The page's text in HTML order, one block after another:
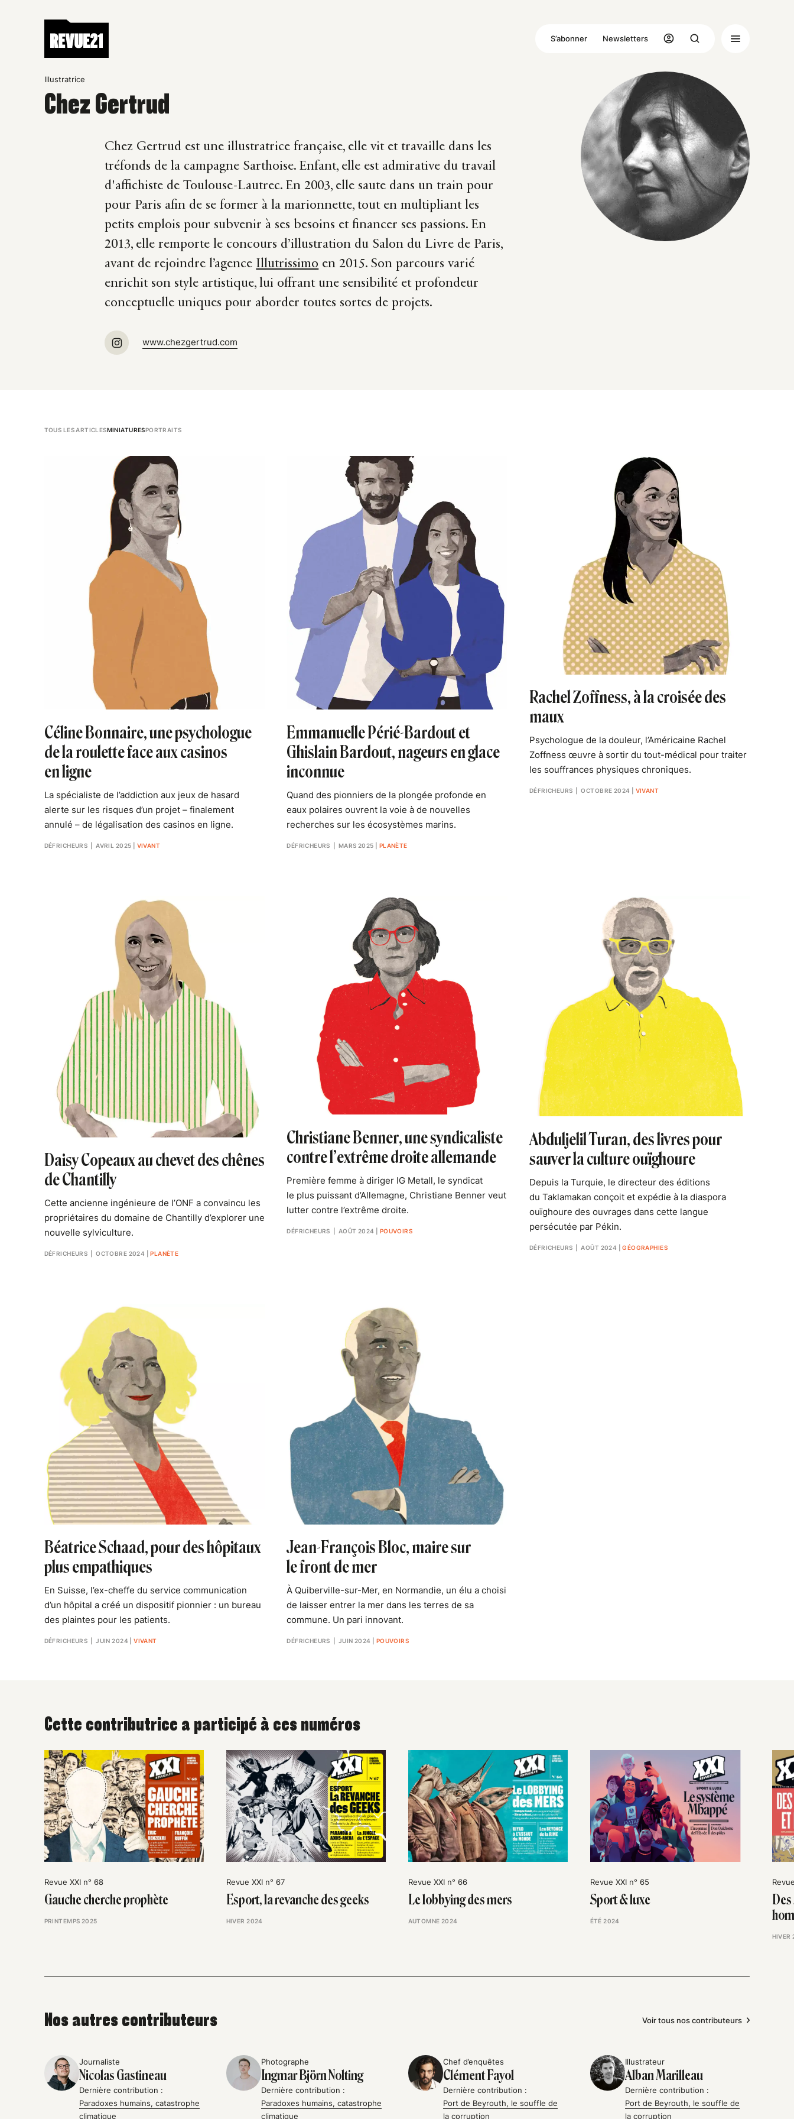
S’abonner Newsletters
Illustratrice
Chez Gertrud
Chez Gertrud est une illustratrice française, elle vit et travaille dans les
tréfonds de la campagne Sarthoise. Enfant, elle est admirative du travail
d'affichiste de Toulouse-Lautrec. En 2003, elle saute dans un train pour
pour Paris afin de se former à la marionnette, tout en multipliant les
petits emplois pour subvenir à ses besoins et financer ses passions. En
2013, elle remporte le concours d’illustration du Salon du Livre de Paris,
avant de rejoindre l’agence Illutrissimo en 2015. Son parcours varié
enrichit son style artistique, lui offrant une sensibilité et profondeur
conceptuelle uniques pour aborder toutes sortes de projets.
www.chezgertrud.com
TOUS LES ARTICLESMINIATURESPORTRAITS
Céline Bonnaire, une psychologue
de la roulette face aux casinos
en ligne
La spécialiste de l’addiction aux jeux de hasard
alerte sur les risques d’un projet – finalement
annulé – de légalisation des casinos en ligne.
DÉFRICHEURS | AVRIL 2025 VIVANT
Emmanuelle Périé-Bardout et
Ghislain Bardout, nageurs en glace
inconnue
Quand des pionniers de la plongée profonde en
eaux polaires ouvrent la voie à de nouvelles
recherches sur les écosystèmes marins.
DÉFRICHEURS | MARS 2025 PLANÈTE
Rachel Zoffness, à la croisée des
maux
Psychologue de la douleur, l’Américaine Rachel
Zoffness œuvre à sortir du tout-médical pour traiter
les souffrances physiques chroniques.
DÉFRICHEURS | OCTOBRE 2024 VIVANT
Daisy Copeaux au chevet des chênes
de Chantilly
Cette ancienne ingénieure de l’ONF a convaincu les
propriétaires du domaine de Chantilly d’explorer une
nouvelle sylviculture.
DÉFRICHEURS | OCTOBRE 2024 |PLANÈTE
Christiane Benner, une syndicaliste
contre l’extrême droite allemande
Première femme à diriger IG Metall, le syndicat
le plus puissant d’Allemagne, Christiane Benner veut
lutter contre l’extrême droite.
DÉFRICHEURS | AOÛT 2024 POUVOIRS
Abduljelil Turan, des livres pour
sauver la culture ouïghoure
Depuis la Turquie, le directeur des éditions
du Taklamakan conçoit et expédie à la diaspora
ouïghoure des ouvrages dans cette langue
persécutée par Pékin.
DÉFRICHEURS | AOÛT 2024 |GÉOGRAPHIES
Béatrice Schaad, pour des hôpitaux
plus empathiques
En Suisse, l’ex-cheffe du service communication
d’un hôpital a créé un dispositif pionnier : un bureau
des plaintes pour les patients.
DÉFRICHEURS | JUIN 2024 |VIVANT
Jean-François Bloc, maire sur
le front de mer
À Quiberville-sur-Mer, en Normandie, un élu a choisi
de laisser entrer la mer dans les terres de sa
commune. Un pari innovant.
DÉFRICHEURS | JUIN 2024 POUVOIRS
Cette contributrice a participé à ces numéros
Revue XXI n° 68
Gauche cherche prophète
PRINTEMPS 2025
Revue XXI n° 67
Esport, la revanche des geeks
HIVER 2024
Revue XXI n° 66
Le lobbying des mers
AUTOMNE 2024
Revue XXI n° 65
Sport & luxe
ÉTÉ 2024
HIVER
Nos autres contributeurs Voir tous nos contributeurs
Journaliste
Nicolas Gastineau
Dernière contribution :
Paradoxes humains, catastrophe
climatique
Photographe
Ingmar Björn Nolting
Dernière contribution :
Paradoxes humains, catastrophe
climatique
Chef d’enquêtes
Clément Fayol
Dernière contribution :
Port de Beyrouth, le souffle de
la corruption
Illustrateur
Alban Marilleau
Dernière contribution :
Port de Beyrouth, le souffle de
la corruption